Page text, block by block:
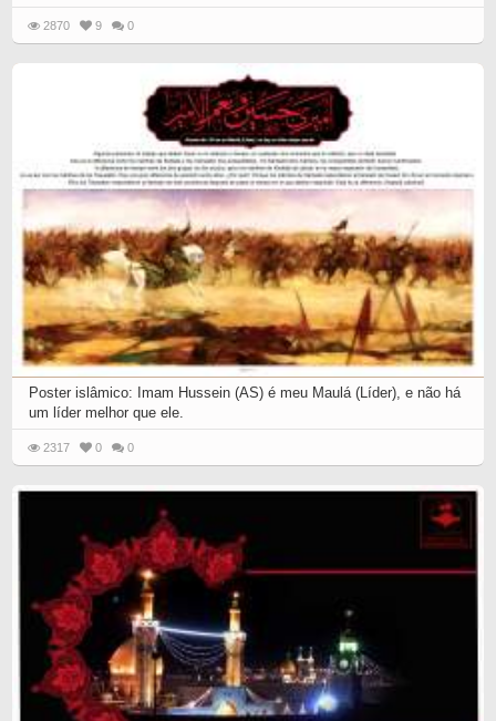
2870 9 0
Poster islâmico: Imam Hussein (AS) é meu Maulá (Líder), e não há
um líder melhor que ele.
2317 0 0